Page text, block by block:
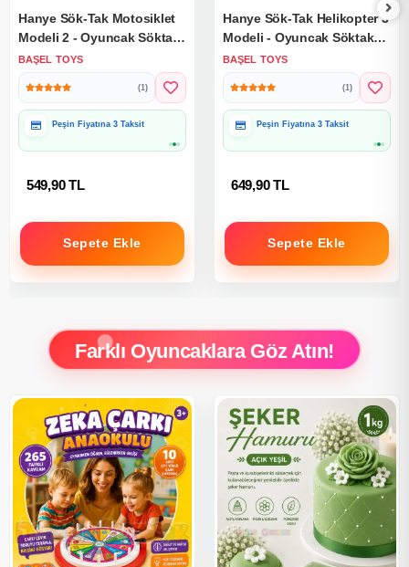
Hanye Sök-Tak Motosiklet
Modeli 2 - Oyuncak Söktak
Motorsiklet Modeli - Lego
Setleri
BAŞEL TOYS
(1)
Hediye Paketine Uygun
549,90 TL
Sepete Ekle
Hanye Sök-Tak Helikopter 3
Modeli - Oyuncak Söktak
Helikopter Modeli - Lego
Setleri
BAŞEL TOYS
(1)
Hediye Paketine Uygun
649,90 TL
Sepete Ekle
Farklı Oyuncaklara Göz Atın!